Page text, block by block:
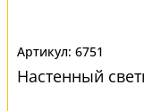
6751
Настенный